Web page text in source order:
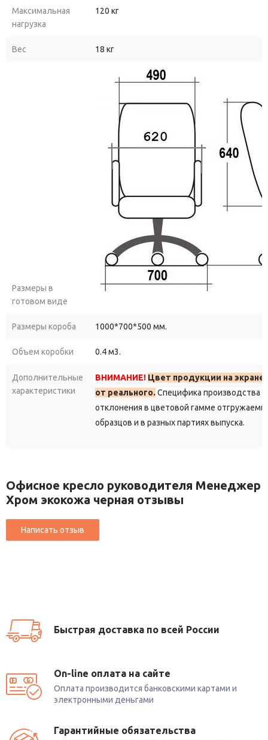
Максимальная
нагрузка
120 кг
Вес 18 кг
Размеры в
готовом виде
Размеры короба 1000*700*500 мм.
Объем коробки 0.4 м3.
Дополнительные
характеристики
ВНИМАНИЕ! Цвет продукции на
от реального. Специфика производства
отклонения в цветовой гамме
образцов и в разных партиях выпуска.
Офисное кресло руководителя Менеджер
Хром экокожа черная отзывы
Быстрая доставка по всей России
On-line оплата на сайте
Оплата производится банковскими картами и
электронными деньгами
Гарантийные обязательства